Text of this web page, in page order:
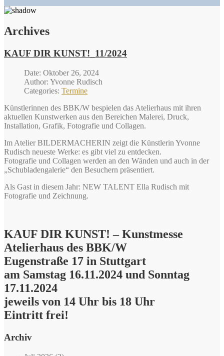
Archives
KAUF DIR KUNST!_11/2024
Date: Oktober 26, 2024
Author: Yvonne Rudisch
Categories: Termine
Künstlerinnen des BBK/W bespielen das Atelierhaus mit ihren
aktuellen Kunstwerken aus den Bereichen Malerei, Druck,
Installation, Grafik, Fotografie und Collagen.
Im Atelier BILDERMACHERIN zeigt die Künstlerin Yvonne
Rudisch neueste Werke: es gibt viel zu entdecken.
Fotografie und Collagen werden an den Wänden und auch in der
„Schubladengalerie“ den Besuchern präsentiert.
Als Gast in diesem Jahr: NEW TALENT Ella Rudisch mit
Fotografie und Zeichnung.
KAUF DIR KUNST! – Kunstmesse
Atelierhaus des BBK/W
Eugenstraße 17 in Stuttgart
am Samstag 16.11.2024 und Sonntag
17.11.2024
jeweils von 14 Uhr bis 18 Uhr
Eintritt frei!
Archiv